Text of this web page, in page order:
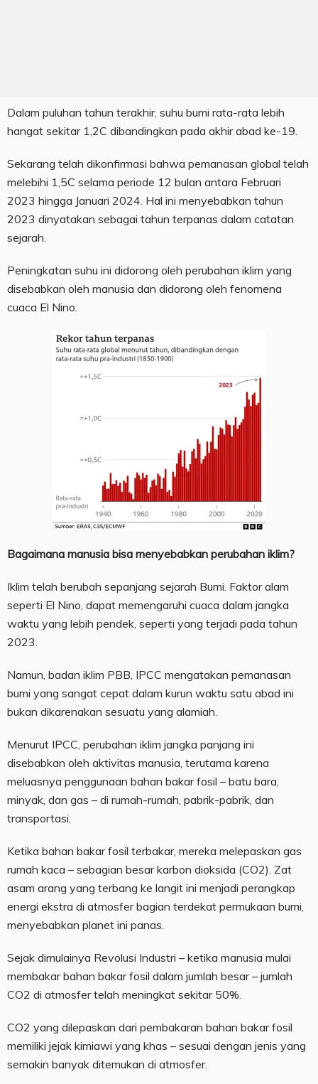
Dalam puluhan tahun terakhir, suhu bumi rata-rata lebih
hangat sekitar 1,2C dibandingkan pada akhir abad ke-19.
Sekarang telah dikonfirmasi bahwa pemanasan global telah
melebihi 1,5C selama periode 12 bulan antara Februari
2023 hingga Januari 2024. Hal ini menyebabkan tahun
2023 dinyatakan sebagai tahun terpanas dalam catatan
sejarah.
Peningkatan suhu ini didorong oleh perubahan iklim yang
disebabkan oleh manusia dan didorong oleh fenomena
cuaca El Nino.
Bagaimana manusia bisa menyebabkan perubahan iklim?
Iklim telah berubah sepanjang sejarah Bumi. Faktor alam
seperti El Nino, dapat memengaruhi cuaca dalam jangka
waktu yang lebih pendek, seperti yang terjadi pada tahun
2023.
Namun, badan iklim PBB, IPCC mengatakan pemanasan
bumi yang sangat cepat dalam kurun waktu satu abad ini
bukan dikarenakan sesuatu yang alamiah.
Menurut IPCC, perubahan iklim jangka panjang ini
disebabkan oleh aktivitas manusia, terutama karena
meluasnya penggunaan bahan bakar fosil – batu bara,
minyak, dan gas – di rumah-rumah, pabrik-pabrik, dan
transportasi.
Ketika bahan bakar fosil terbakar, mereka melepaskan gas
rumah kaca – sebagian besar karbon dioksida (CO2). Zat
asam arang yang terbang ke langit ini menjadi perangkap
energi ekstra di atmosfer bagian terdekat permukaan bumi,
menyebabkan planet ini panas.
Sejak dimulainya Revolusi Industri – ketika manusia mulai
membakar bahan bakar fosil dalam jumlah besar – jumlah
CO2 di atmosfer telah meningkat sekitar 50%.
CO2 yang dilepaskan dari pembakaran bahan bakar fosil
memiliki jejak kimiawi yang khas – sesuai dengan jenis yang
semakin banyak ditemukan di atmosfer.